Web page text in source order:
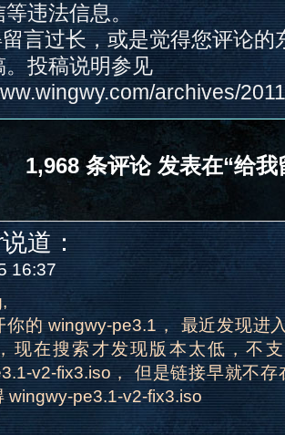
等违法信息。
言过长，或是觉得您评论的
。投稿说明参见
archives/
1,968 条评论 发表在“给我
说道：
16:37
你的 wingwy-pe3.1， 最近发现进
现在搜索才发现版本太低，不
v2-fix3.iso， 但是链接早就不
wingwy-pe3.1-v2-fix3.iso